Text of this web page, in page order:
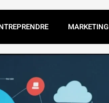
MARKETING